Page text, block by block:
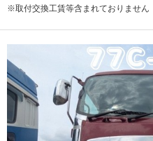
※取付交換工賃等含まれておりません